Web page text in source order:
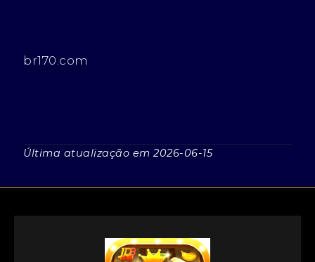
br170.com
Última atualização em 2026-06-15